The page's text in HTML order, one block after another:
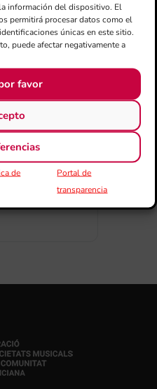
información del dispositivo. El
permitirá procesar datos como el
únicas en este sitio.
puede afectar negativamente a
favor
de
Portal de
transparencia
EVENTO